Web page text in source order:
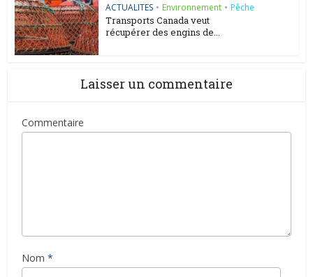
ACTUALITES • Environnement • Pêche
Transports Canada veut
récupérer des engins de...
Laisser un commentaire
Commentaire
Nom *